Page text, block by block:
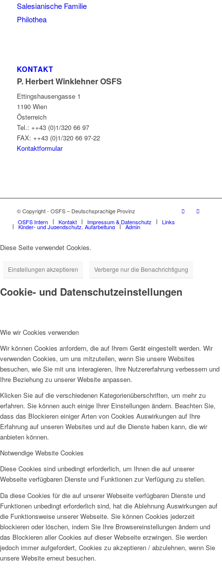
Salesianische Familie
Philothea
KONTAKT
P. Herbert Winklehner OSFS
Ettingshausengasse 1
1190 Wien
Österreich
Tel.: ++43 (0)1/320 66 97
FAX: ++43 (0)1/320 66 97-22
Kontaktformular
© Copyright - OSFS – Deutschsprachige Provinz
OSFS Intern
Kontakt Impressum & Datenschutz Links
Kinder- und Jugendschutz, Aufarbeitung Admin
Diese Seite verwendet Cookies.
Einstellungen akzeptieren Verberge nur die Benachrichtigung
Cookie- und Datenschutzeinstellungen
Wie wir Cookies verwenden
Wir können Cookies anfordern, die auf Ihrem Gerät eingestellt werden. Wir
verwenden Cookies, um uns mitzuteilen, wenn Sie unsere Websites
besuchen, wie Sie mit uns interagieren, Ihre Nutzererfahrung verbessern und
Ihre Beziehung zu unserer Website anpassen.
Klicken Sie auf die verschiedenen Kategorienüberschriften, um mehr zu
erfahren. Sie können auch einige Ihrer Einstellungen ändern. Beachten Sie,
dass das Blockieren einiger Arten von Cookies Auswirkungen auf Ihre
Erfahrung auf unseren Websites und auf die Dienste haben kann, die wir
anbieten können.
Notwendige Website Cookies
Diese Cookies sind unbedingt erforderlich, um Ihnen die auf unserer
Webseite verfügbaren Dienste und Funktionen zur Verfügung zu stellen.
Da diese Cookies für die auf unserer Webseite verfügbaren Dienste und
Funktionen unbedingt erforderlich sind, hat die Ablehnung Auswirkungen auf
die Funktionsweise unserer Webseite. Sie können Cookies jederzeit
blockieren oder löschen, indem Sie Ihre Browsereinstellungen ändern und
das Blockieren aller Cookies auf dieser Webseite erzwingen. Sie werden
jedoch immer aufgefordert, Cookies zu akzeptieren / abzulehnen, wenn Sie
unsere Website erneut besuchen.